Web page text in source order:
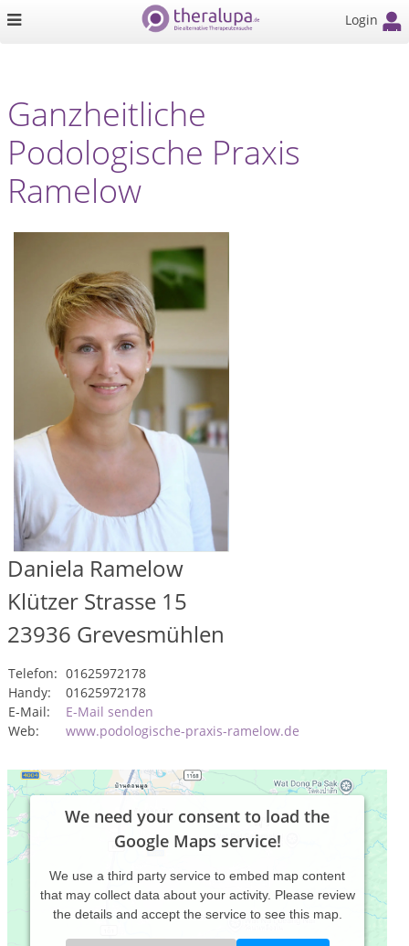
Login
Ganzheitliche
Podologische Praxis
Ramelow
Daniela Ramelow
Klützer Strasse 15
23936 Grevesmühlen
Telefon: 01625972178
Handy:
01625972178
E-Mail:
E-Mail senden
Web:
www.podologische-praxis-ramelow.de
We need your consent to load the
Google Maps service!
We use a third party service to embed map content
that may collect data about your activity. Please review
the details and accept the service to see this map.